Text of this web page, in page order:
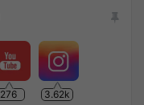
276 3.62k